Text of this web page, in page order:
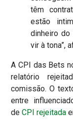
têm
estão
dinheiro
vir à tona”,
A CPI das Bets
relatório
comissão. O
entre
deCPI rejeitada